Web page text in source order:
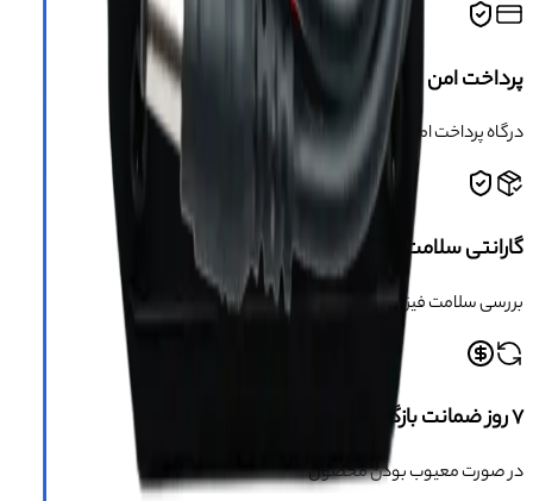
پرداخت امن و مطمئن
درگاه پرداخت امن و دارای مجوز اینماد
گارانتی سلامت محصول
بررسی سلامت فیزیکی کالا قبل از ارسال
۷ روز ضمانت بازگشت
در صورت معیوب بودن محصول